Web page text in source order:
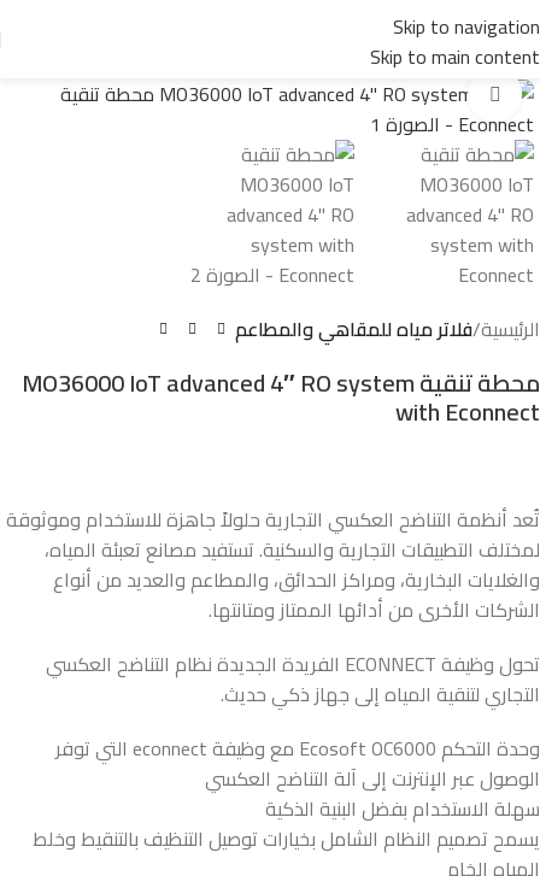
Skip to navigation
Skip to main content
Click to enlarge
الرئيسية فلاتر مياه للمقاهي والمطاعم
محطة تنقية MO36000 IoT advanced 4″ RO system
with Econnect
تُعد أنظمة التناضح العكسي التجارية حلولاً جاهزة للاستخدام وموثوقة
لمختلف التطبيقات التجارية والسكنية. تستفيد مصانع تعبئة المياه،
والغلايات البخارية، ومراكز الحدائق، والمطاعم والعديد من أنواع
الشركات الأخرى من أدائها الممتاز ومتانتها.
تحول وظيفة ECONNECT الفريدة الجديدة نظام التناضح العكسي
التجاري لتنقية المياه إلى جهاز ذكي حديث.
وحدة التحكم Ecosoft OC6000 مع وظيفة econnect التي توفر
الوصول عبر الإنترنت إلى آلة التناضح العكسي
سهلة الاستخدام بفضل البنية الذكية
يسمح تصميم النظام الشامل بخيارات توصيل التنظيف بالتنقيط وخلط
المياه الخام